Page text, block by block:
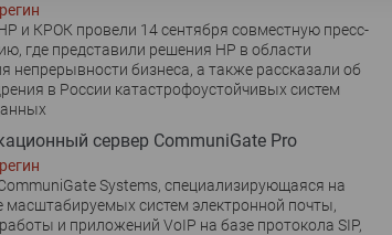
и КРОК провели 14 сентября совместную пресс-
где представили решения HP в области
непрерывности бизнеса, а также рассказали об
в России катастрофоустойчивых систем
сервер CommuniGate Pro
Systems, специализирующаяся на
масштабируемых сиcтем электронной почты,
и приложений VoIP на базе протокола SIP,